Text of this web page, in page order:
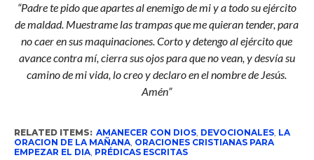
“Padre te pido que apartes al enemigo de mi y a todo su ejército
de maldad. Muestrame las trampas que me quieran tender, para
no caer en sus maquinaciones. Corto y detengo al ejército que
avance contra mí, cierra sus ojos para que no vean, y desvía su
camino de mi vida, lo creo y declaro en el nombre de Jesús.
Amén”
RELATED ITEMS: AMANECER CON DIOS, DEVOCIONALES, LA
ORACION DE LA MAÑANA, ORACIONES CRISTIANAS PARA
EMPEZAR EL DIA, PRÉDICAS ESCRITAS